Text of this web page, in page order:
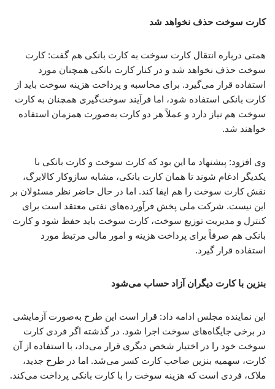
کارت سوخت حذف نخواهد شد
همتی درباره انتقال کارت سوخت به کارت بانکی هم گفت: کارت
سوخت حذف نخواهد شد و در کنار کارت بانکی همچنان مورد
استفاده قرار می‌گیرد. برای محاسبه و پرداخت هزینه سوخت باید از
کارت بانکی استفاده شود، اما فرآیند سوخت‌گیری همچنان به کارت
سوخت هم نیاز دارد و عملاً هر دو کارت به‌صورت همزمان استفاده
خواهند شد.
وی افزود: پیشنهاد ما این بود که کارت سوخت و کارت بانکی با
یکدیگر ادغام شوند تا همان کارت بانکی، مشابه سازوکار کالابرگ،
نقش کارت سوخت را هم ایفا کند. اما در حال حاضر نظر مسئولان بر
این نیست. شرکت ملی پخش فرآورده‌های نفتی معتقد است برای
کنترل و مدیریت توزیع سوخت، کارت سوخت باید حفظ شود و کارت
بانکی هم صرفاً برای پرداخت هزینه و امور مالی مرتبط مورد
استفاده قرار گیرد.
بنزین با کارت دیگران آزاد حساب می‌شود
این نماینده مجلس ادامه داد: قرار است این طرح به‌صورت آزمایشی
در برخی جایگاه‌های سوخت اجرا شود. در گذشته اگر فردی کارت
سوخت خود را در اختیار شخص دیگری قرار می‌داد، با استفاده از آن
کارت، سهمیه بنزین صاحب کارت کسر می‌شد. اما در طرح جدید،
ملاک، فردی است که هزینه سوخت را با کارت بانکی پرداخت می‌کند.